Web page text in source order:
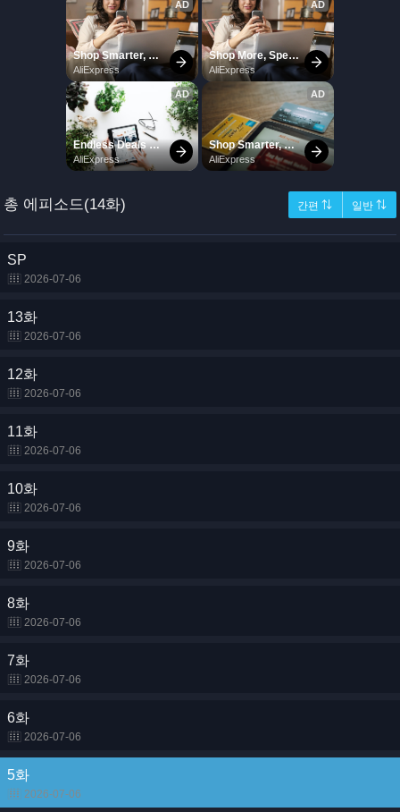
총 에피소드(14화) 간편 ⇅ 일반 ⇅
SP
2026-07-06
13화
2026-07-06
12화
2026-07-06
11화
2026-07-06
10화
2026-07-06
9화
2026-07-06
8화
2026-07-06
7화
2026-07-06
6화
2026-07-06
5화
2026-07-06